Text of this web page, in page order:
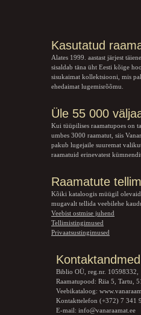
Kasutatud
Alates 1999. aastast järjest
sisaldab täna üht Eesti kõige
sisukaimat kollektsiooni, mis
ehedaimat lugemisrõõmu.
Üle 55 000
Kui tüüpilises raamatupoes on
umbes 3000 raamatut, siis
pakub lugejaile suuremat
raamatuid erinevatest
Raamatute
Kõiki kataloogis müügil olevaid
mugavalt tellida veebilehe
Veebist ostmise juhend
Tellimistingimused
Privaatsustingimused
Kontaktandmed
Biblio OÜ, reg.nr. 10598332,
Raamatupood: Riia 5, Tartu,
Veebikataloog:
Kontakttelefon (+372) 7 341
E-mail: info@vanaraamat.ee